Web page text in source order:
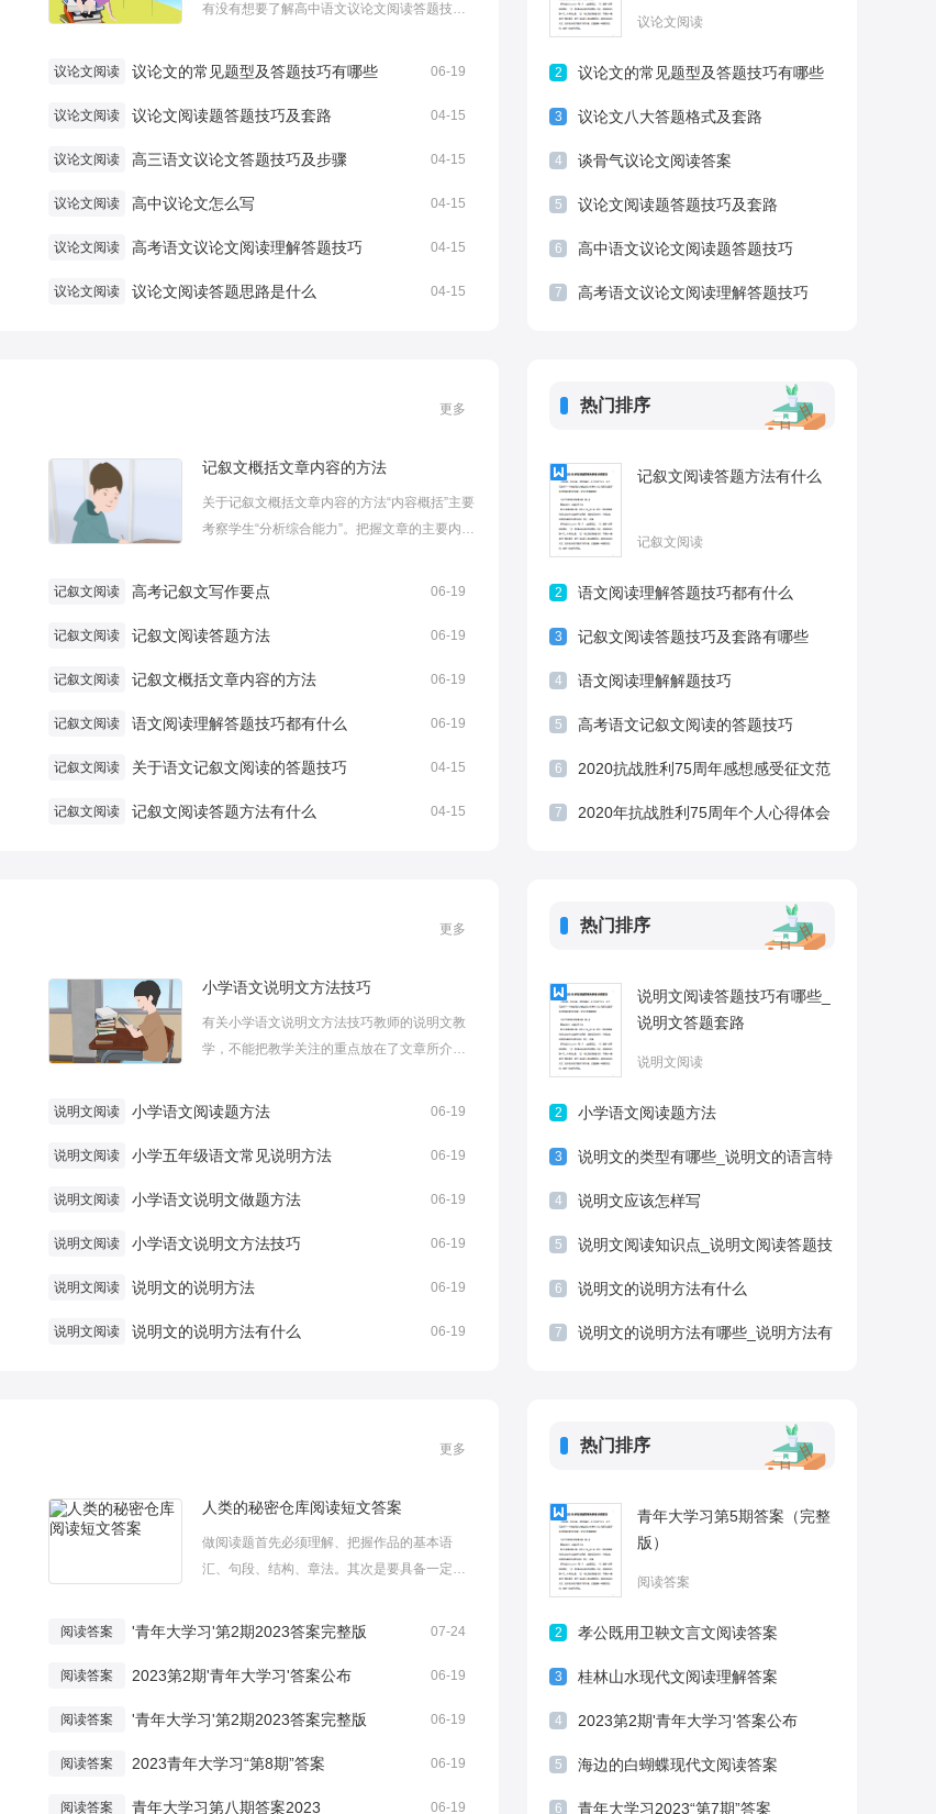
有没有想要了解高中语文议论文阅读答题技巧
带来高中语文议论文阅读答题技巧及套路，欢
文议论文阅读答题技巧及套路议论文阅读技...
议论文阅读 议论文的常见题型及答题技巧有哪些 06-19
议论文阅读 议论文阅读题答题技巧及套路 04-15
议论文阅读 高三语文议论文答题技巧及步骤 04-15
议论文阅读 高中议论文怎么写 04-15
议论文阅读 高考语文议论文阅读理解答题技巧 04-15
议论文阅读 议论文阅读答题思路是什么 04-15
议论文阅读
2 议论文的常见题型及答题技巧有哪些
3 议论文八大答题格式及套路
4 谈骨气议论文阅读答案
5 议论文阅读题答题技巧及套路
6 高中语文议论文阅读题答题技巧
7 高考语文议论文阅读理解答题技巧
更多
记叙文概括文章内容的方法
关于记叙文概括文章内容的方法“内容概括”主要
考察学生“分析综合能力”。把握文章的主要内
生概括能力的培养。只有掌握了文章的主要内
为大家带来记叙文概括文章内容的...
记叙文阅读 高考记叙文写作要点 06-19
记叙文阅读 记叙文阅读答题方法 06-19
记叙文阅读 记叙文概括文章内容的方法 06-19
记叙文阅读 语文阅读理解答题技巧都有什么 06-19
记叙文阅读 关于语文记叙文阅读的答题技巧 04-15
记叙文阅读 记叙文阅读答题方法有什么 04-15
热门排序
记叙文阅读答题方法有什么
记叙文阅读
2 语文阅读理解答题技巧都有什么
3 记叙文阅读答题技巧及套路有哪些
4 语文阅读理解解题技巧
5 高考语文记叙文阅读的答题技巧
6
2020抗战胜利75周年感想感受征文范
文5篇大全
7
2020年抗战胜利75周年个人心得体会
更多
小学语文说明文方法技巧
有关小学语文说明文方法技巧教师的说明文教
学，不能把教学关注的重点放在了文章所介绍
科学课，要立足语文本体性目标，把说明文也
来小学语文说明文方法技巧，希望对您有所帮...
说明文阅读 小学语文阅读题方法 06-19
说明文阅读 小学五年级语文常见说明方法 06-19
说明文阅读 小学语文说明文做题方法 06-19
说明文阅读 小学语文说明文方法技巧 06-19
说明文阅读 说明文的说明方法 06-19
说明文阅读 说明文的说明方法有什么 06-19
热门排序
说明文阅读答题技巧有哪些_
说明文答题套路
说明文阅读
2 小学语文阅读题方法
3
说明文的类型有哪些_说明文的语言特
点
4 说明文应该怎样写
5
说明文阅读知识点_说明文阅读答题技
巧归纳
6 说明文的说明方法有什么
7
说明文的说明方法有哪些_说明方法有
更多
人类的秘密仓库阅读短文答案
做阅读题首先必须理解、把握作品的基本语
汇、句段、结构、章法。其次是要具备一定的
下面是小编整理的人类的秘密仓库阅读短文答
密仓库阅读短文答案少年朋友们，你们可知
阅读答案 '青年大学习'第2期2023答案完整版 07-24
阅读答案 2023第2期'青年大学习'答案公布 06-19
阅读答案 '青年大学习'第2期2023答案完整版 06-19
阅读答案 2023青年大学习“第8期”答案 06-19
阅读答案 青年大学习第八期答案2023 06-19
热门排序
青年大学习第5期答案（完整
版）
阅读答案
2 孝公既用卫鞅文言文阅读答案
3 桂林山水现代文阅读理解答案
4 2023第2期'青年大学习'答案公布
5 海边的白蝴蝶现代文阅读答案
6 青年大学习2023“第7期”答案